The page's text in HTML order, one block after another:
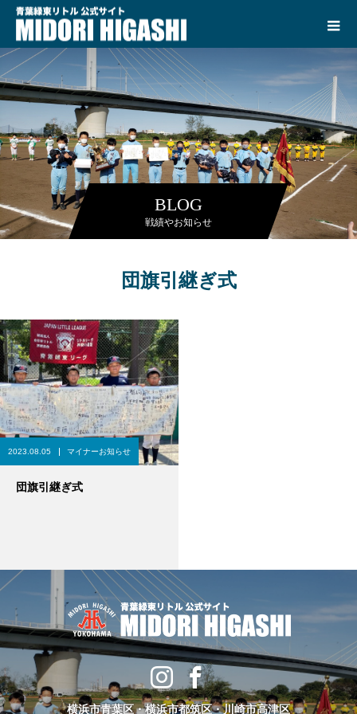
BLOG
戦績やお知らせ
団旗引継ぎ式
2023.08.05 マイナーお知らせ
団旗引継ぎ式
横浜市青葉区・横浜市都筑区・川崎市高津区